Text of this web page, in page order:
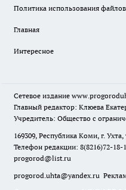
Политика использования
Главная
Интересное
Сетевое издание
Главный редактор: Клюева
Учредитель: Общество с
169309, Республика Коми, г.
Телефон редакции: 8(8216)72-
progorod@list.ru
progorod.uhta@yandex.ru